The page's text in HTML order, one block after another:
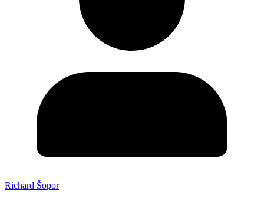
Richard Šopor